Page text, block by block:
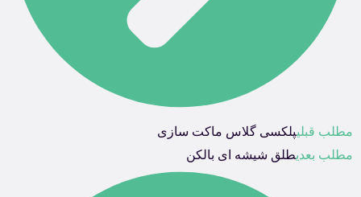
مطلب قبلیپلکسی گلاس ماکت سازی
مطلب بعدیطلق شیشه ای بالکن